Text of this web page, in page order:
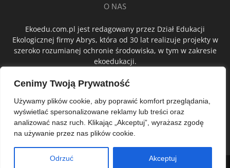
Cenimy Twoją Prywatność
Używamy plików cookie, aby poprawić komfort przeglądania,
wyświetlać spersonalizowane reklamy lub treści oraz
analizować nasz ruch. Klikając „Akceptuj”, wyrażasz zgodę
na używanie przez nas plików cookie.
Odrzuć Akceptuj
O NAS
Ekoedu.com.pl jest redagowany przez Dział Edukacji
Ekologicznej firmy Abrys, która od 30 lat realizuje projekty w
szeroko rozumianej ochronie środowiska, w tym w zakresie
ekoedukacji.
ŚLEDŹ NAS